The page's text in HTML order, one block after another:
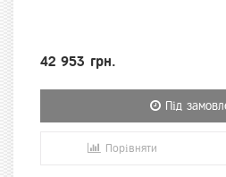
42 953 грн.
Під
Порівняти